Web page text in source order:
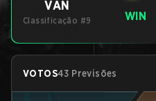
VAN
Classificação #9 WIN
VOTOS43 Previsões